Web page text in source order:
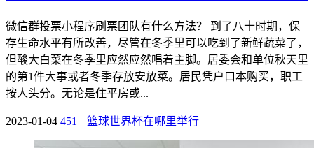
微信群投票小程序刷票团队有什么方法？ 到了八十时期，保
存生命水平有所改善，尽管在冬季里可以吃到了新鲜蔬菜了，
但酸大白菜在冬季里应然应然唱着主脚。居委会和单位秋天里
的第1件大事或者冬季存放安放菜。居民凭户口本购买，职工
按人头分。无论是住平房或...
2023-01-04 451 篮球世界杯在哪里举行